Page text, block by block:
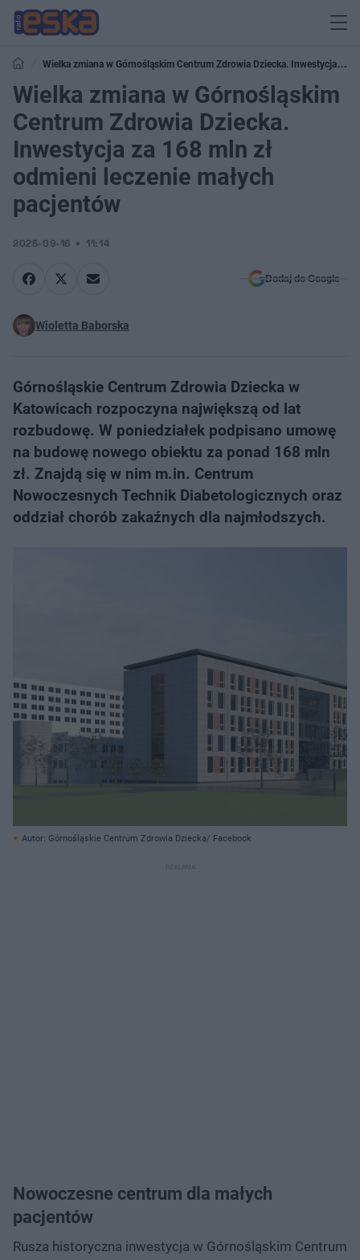
Wielka zmiana w Górnośląskim Centrum Zdrowia Dziecka. Inwestycja za
168 mln zł odmieni leczenie małych pacjentów
Wielka zmiana w Górnośląskim
Centrum Zdrowia Dziecka.
Inwestycja za 168 mln zł
odmieni leczenie małych
pacjentów
2025-09-16 11:14
Dodaj do Google
Wioletta Baborska
Górnośląskie Centrum Zdrowia Dziecka w
Katowicach rozpoczyna największą od lat
rozbudowę. W poniedziałek podpisano umowę
na budowę nowego obiektu za ponad 168 mln
zł. Znajdą się w nim m.in. Centrum
Nowoczesnych Technik Diabetologicznych oraz
oddział chorób zakaźnych dla najmłodszych.
Autor: Górnośląskie Centrum Zdrowia Dziecka/ Facebook
Nowoczesne centrum dla małych
pacjentów
Rusza historyczna inwestycja w Górnośląskim Centrum